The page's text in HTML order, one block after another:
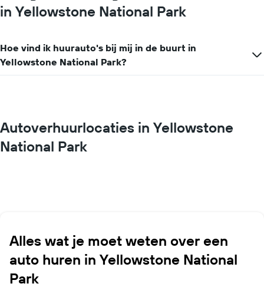
in Yellowstone National Park
Hoe vind ik huurauto's bij mij in de buurt in
Yellowstone National Park?
Autoverhuurlocaties in Yellowstone
National Park
Alles wat je moet weten over een
auto huren in Yellowstone National
Park